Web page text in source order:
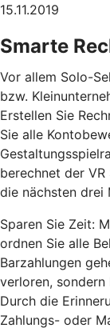
15.11.2019
Smarte
Vor allem Solo-
bzw.
Erstellen Sie
Sie alle
berechnet der
die nächsten drei
Sparen Sie Zeit:
ordnen Sie alle
Barzahlungen
verloren,
Durch die
Zahlungs- oder